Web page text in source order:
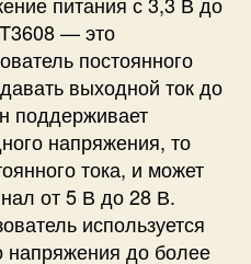
— это
постоянного
выходной ток до
поддерживает
напряжения, то
тока, и может
от 5 В до 28 В.
используется
напряжения до более